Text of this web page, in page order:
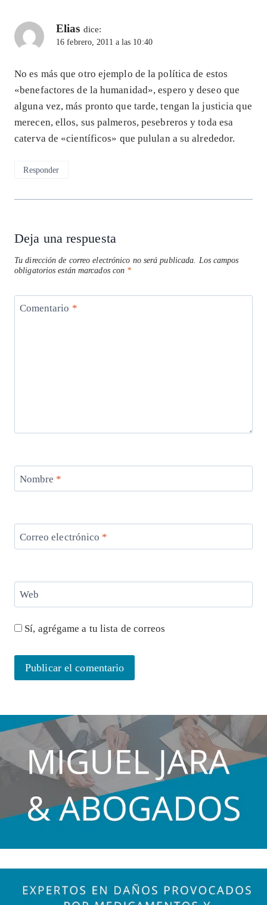
Elias dice:
16 febrero, 2011 a las 10:40
No es más que otro ejemplo de la política de estos
«benefactores de la humanidad», espero y deseo que
alguna vez, más pronto que tarde, tengan la justicia que
merecen, ellos, sus palmeros, pesebreros y toda esa
caterva de «científicos» que pululan a su alrededor.
Responder
Deja una respuesta
Tu dirección de correo electrónico no será publicada. Los campos
obligatorios están marcados con *
Comentario *
Nombre *
Correo electrónico *
Web
Sí, agrégame a tu lista de correos